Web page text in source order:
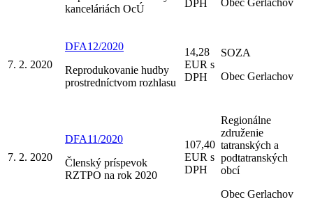
kanceláriách OcÚ
DPH
7. 2. 2020
DFA12/2020
Reprodukovanie hudby
prostredníctvom rozhlasu
14,28
EUR s
DPH
SOZA
Obec Gerlachov
7. 2. 2020
DFA11/2020
Členský príspevok
RZTPO na rok 2020
107,40
EUR s
DPH
Regionálne
združenie
tatranských a
podtatranských
obcí
Obec Gerlachov